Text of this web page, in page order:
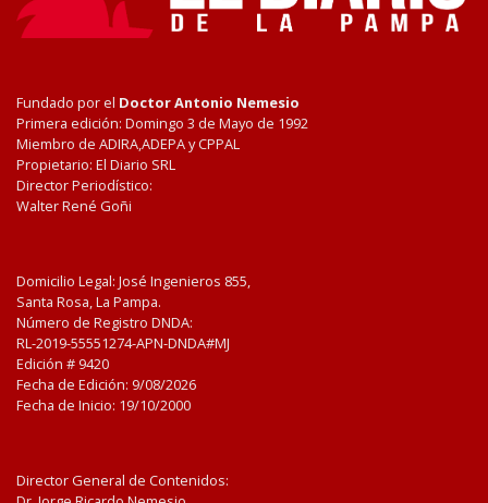
Fundado por el Doctor Antonio Nemesio
Primera edición: Domingo 3 de Mayo de 1992
Miembro de ADIRA,ADEPA y CPPAL
Propietario: El Diario SRL
Director Periodístico:
Walter René Goñi
Domicilio Legal: José Ingenieros 855,
Santa Rosa, La Pampa.
Número de Registro DNDA:
RL-2019-55551274-APN-DNDA#MJ
Edición # 9420
Fecha de Edición: 9/08/2026
Fecha de Inicio: 19/10/2000
Director General de Contenidos: